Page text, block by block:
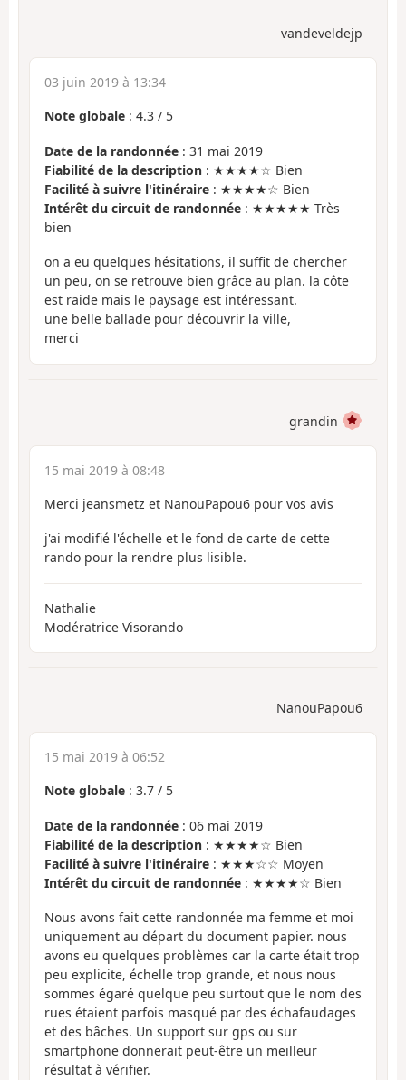
vandeveldejp
03 juin 2019 à 13:34
Note globale : 4.3 / 5
Date de la randonnée : 31 mai 2019
Fiabilité de la description : ★★★★☆ Bien
Facilité à suivre l'itinéraire : ★★★★☆ Bien
Intérêt du circuit de randonnée : ★★★★★ Très
bien
on a eu quelques hésitations, il suffit de chercher
un peu, on se retrouve bien grâce au plan. la côte
est raide mais le paysage est intéressant.
une belle ballade pour découvrir la ville,
merci
grandin
15 mai 2019 à 08:48
Merci jeansmetz et NanouPapou6 pour vos avis
j'ai modifié l'échelle et le fond de carte de cette
rando pour la rendre plus lisible.
Nathalie
Modératrice Visorando
NanouPapou6
15 mai 2019 à 06:52
Note globale : 3.7 / 5
Date de la randonnée : 06 mai 2019
Fiabilité de la description : ★★★★☆ Bien
Facilité à suivre l'itinéraire : ★★★☆☆ Moyen
Intérêt du circuit de randonnée : ★★★★☆ Bien
Nous avons fait cette randonnée ma femme et moi
uniquement au départ du document papier. nous
avons eu quelques problèmes car la carte était trop
peu explicite, échelle trop grande, et nous nous
sommes égaré quelque peu surtout que le nom des
rues étaient parfois masqué par des échafaudages
et des bâches. Un support sur gps ou sur
smartphone donnerait peut-être un meilleur
résultat à vérifier.